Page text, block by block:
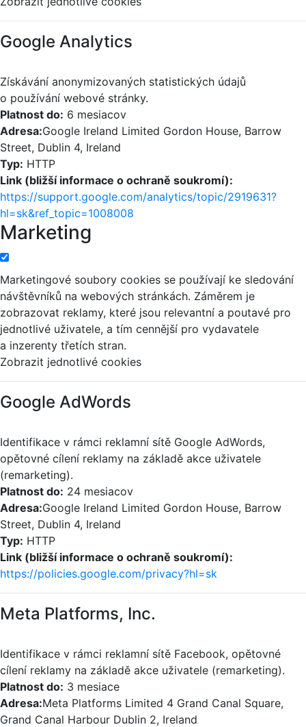
Google Analytics
Získávání anonymizovaných statistických údajů
o používání webové stránky.
Platnost do: 6 mesiacov
Adresa:Google Ireland Limited Gordon House, Barrow
Street, Dublin 4, Ireland
Typ: HTTP
Link (bližší informace o ochraně soukromí):
https://support.google.com/analytics/topic/2919631?
hl=sk&ref_topic=1008008
Marketing
Marketingové soubory cookies se používají ke sledování
návštěvníků na webových stránkách. Záměrem je
zobrazovat reklamy, které jsou relevantní a poutavé pro
jednotlivé uživatele, a tím cennější pro vydavatele
a inzerenty třetích stran.
Zobrazit jednotlivé cookies
Google AdWords
Identifikace v rámci reklamní sítě Google AdWords,
opětovné cílení reklamy na základě akce uživatele
(remarketing).
Platnost do: 24 mesiacov
Adresa:Google Ireland Limited Gordon House, Barrow
Street, Dublin 4, Ireland
Typ: HTTP
Link (bližší informace o ochraně soukromí):
https://policies.google.com/privacy?hl=sk
Meta Platforms, Inc.
Identifikace v rámci reklamní sítě Facebook, opětovné
cílení reklamy na základě akce uživatele (remarketing).
Platnost do: 3 mesiace
Adresa:Meta Platforms Limited 4 Grand Canal Square,
Grand Canal Harbour Dublin 2, Ireland